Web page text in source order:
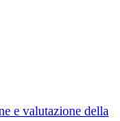
e valutazione della